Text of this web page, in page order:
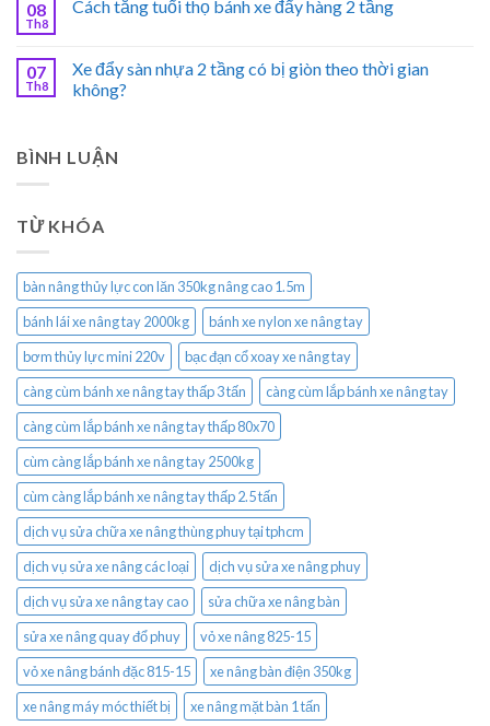
08
Th8
Cách tăng tuổi thọ bánh xe đẩy hàng 2 tầng
07
Th8
Xe đẩy sàn nhựa 2 tầng có bị giòn theo thời gian
không?
BÌNH LUẬN
TỪ KHÓA
bàn nâng thủy lực con lăn 350kg nâng cao 1.5m
bánh lái xe nâng tay 2000kg
bánh xe nylon xe nâng tay
bơm thủy lực mini 220v
bạc đạn cổ xoay xe nâng tay
càng cùm bánh xe nâng tay thấp 3 tấn
càng cùm lắp bánh xe nâng tay
càng cùm lắp bánh xe nâng tay thấp 80x70
cùm càng lắp bánh xe nâng tay 2500kg
cùm càng lắp bánh xe nâng tay thấp 2.5 tấn
dịch vụ sửa chữa xe nâng thùng phuy tại tphcm
dịch vụ sửa xe nâng các loại
dịch vụ sửa xe nâng phuy
dịch vụ sửa xe nâng tay cao
sửa chữa xe nâng bàn
sửa xe nâng quay đổ phuy
vỏ xe nâng 825-15
vỏ xe nâng bánh đặc 815-15
xe nâng bàn điện 350kg
xe nâng máy móc thiết bị
xe nâng mặt bàn 1 tấn